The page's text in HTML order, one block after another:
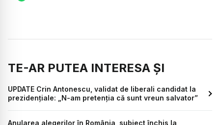
TE-AR PUTEA INTERESA ȘI
UPDATE Crin Antonescu, validat de liberali candidat la
prezidențiale: „N-am pretenția că sunt vreun salvator”
Anularea alegerilor în România, subiect închis la